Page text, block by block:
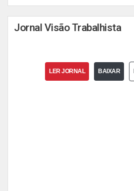
Jornal Visão Trabalhista
LER JORNAL BAIXAR